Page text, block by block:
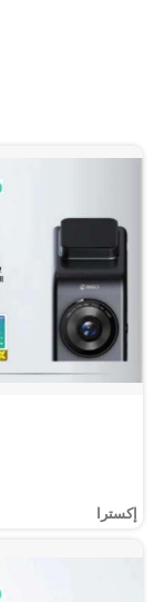
إكسترا